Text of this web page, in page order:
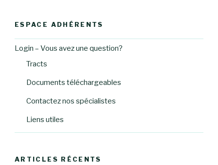
ESPACE ADHÉRENTS
Login – Vous avez une question?
Tracts
Documents téléchargeables
Contactez nos spécialistes
Liens utiles
ARTICLES RÉCENTS